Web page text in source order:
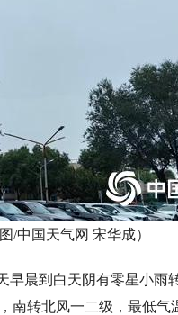
/中国天气网 宋华成）
晨到白天阴有零星小雨
南转北风一二级，最低气